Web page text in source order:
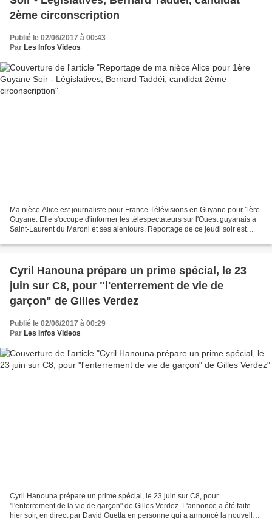
2ème circonscription
Publié le 02/06/2017 à 00:43
Par Les Infos Videos
Ma nièce Alice est journaliste pour France Télévisions en Guyane pour 1ère
Guyane. Elle s'occupe d'informer les télespectateurs sur l'Ouest guyanais à
Saint-Laurent du Maroni et ses alentours. Reportage de ce jeudi soir est
Cyril Hanouna prépare un prime spécial, le 23
juin sur C8, pour "l'enterrement de vie de
garçon" de Gilles Verdez
Publié le 02/06/2017 à 00:29
Par Les Infos Videos
Cyril Hanouna prépare un prime spécial, le 23 juin sur C8, pour
"l'enterrement de la vie de garçon" de Gilles Verdez. L'annonce a été faite
hier soir, en direct par David Guetta en personne qui a annoncé la nouvelle